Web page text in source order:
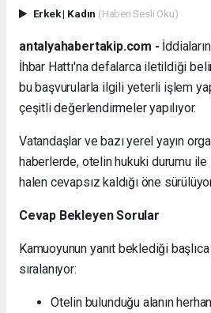
Erkek| Kadın (Haberi Sesli Oku)
antalyahabertakip.com -
İhbar Hattı'na defalarca iletildiği
bu başvurularla ilgili yeterli işlem
çeşitli değerlendirmeler yapılıyor.
Vatandaşlar ve bazı yerel yayın
haberlerde, otelin hukuki durumu
halen cevapsız kaldığı öne
Cevap Bekleyen Sorular
Kamuoyunun yanıt beklediği
sıralanıyor:
Otelin bulunduğu alanın